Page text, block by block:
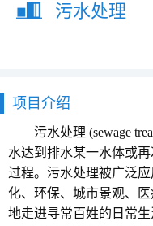
污水处理
项目介绍
污水处理 (sewage
水达到排水某一水体或
过程。污水处理被广泛
化、环保、城市景观、
地走进寻常百姓的日常